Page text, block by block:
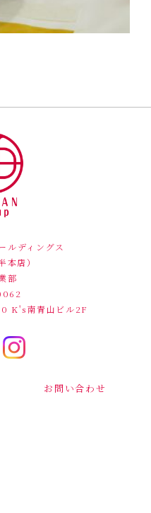
ルディングス
本店）
部
K's南青山ビル2F
お問い合わせ